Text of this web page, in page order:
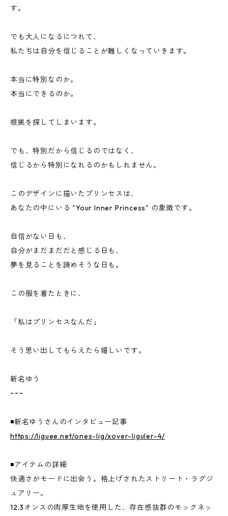
す。
でも大人になるにつれて、
私たちは自分を信じることが難しくなっていきます。
本当に特別なのか。
本当にできるのか。
根拠を探してしまいます。
でも、特別だから信じるのではなく、
信じるから特別になれるのかもしれません。
このデザインに描いたプリンセスは、
あなたの中にいる "Your Inner Princess" の象徴です。
自信がない日も、
自分がまだまだだと感じる日も、
夢を見ることを諦めそうな日も。
この服を着たときに、
「私はプリンセスなんだ」
そう思い出してもらえたら嬉しいです。
新名ゆう
~~~
◾️新名ゆうさんのインタビュー記事
https://liguee.net/ones-lig/xover-liguler-4/
◾️アイテムの詳細
快適さがモードに出会う。格上げされたストリート・ラグジ
ュアリー。
12.3オンスの肉厚生地を使用した、存在感抜群のモックネッ